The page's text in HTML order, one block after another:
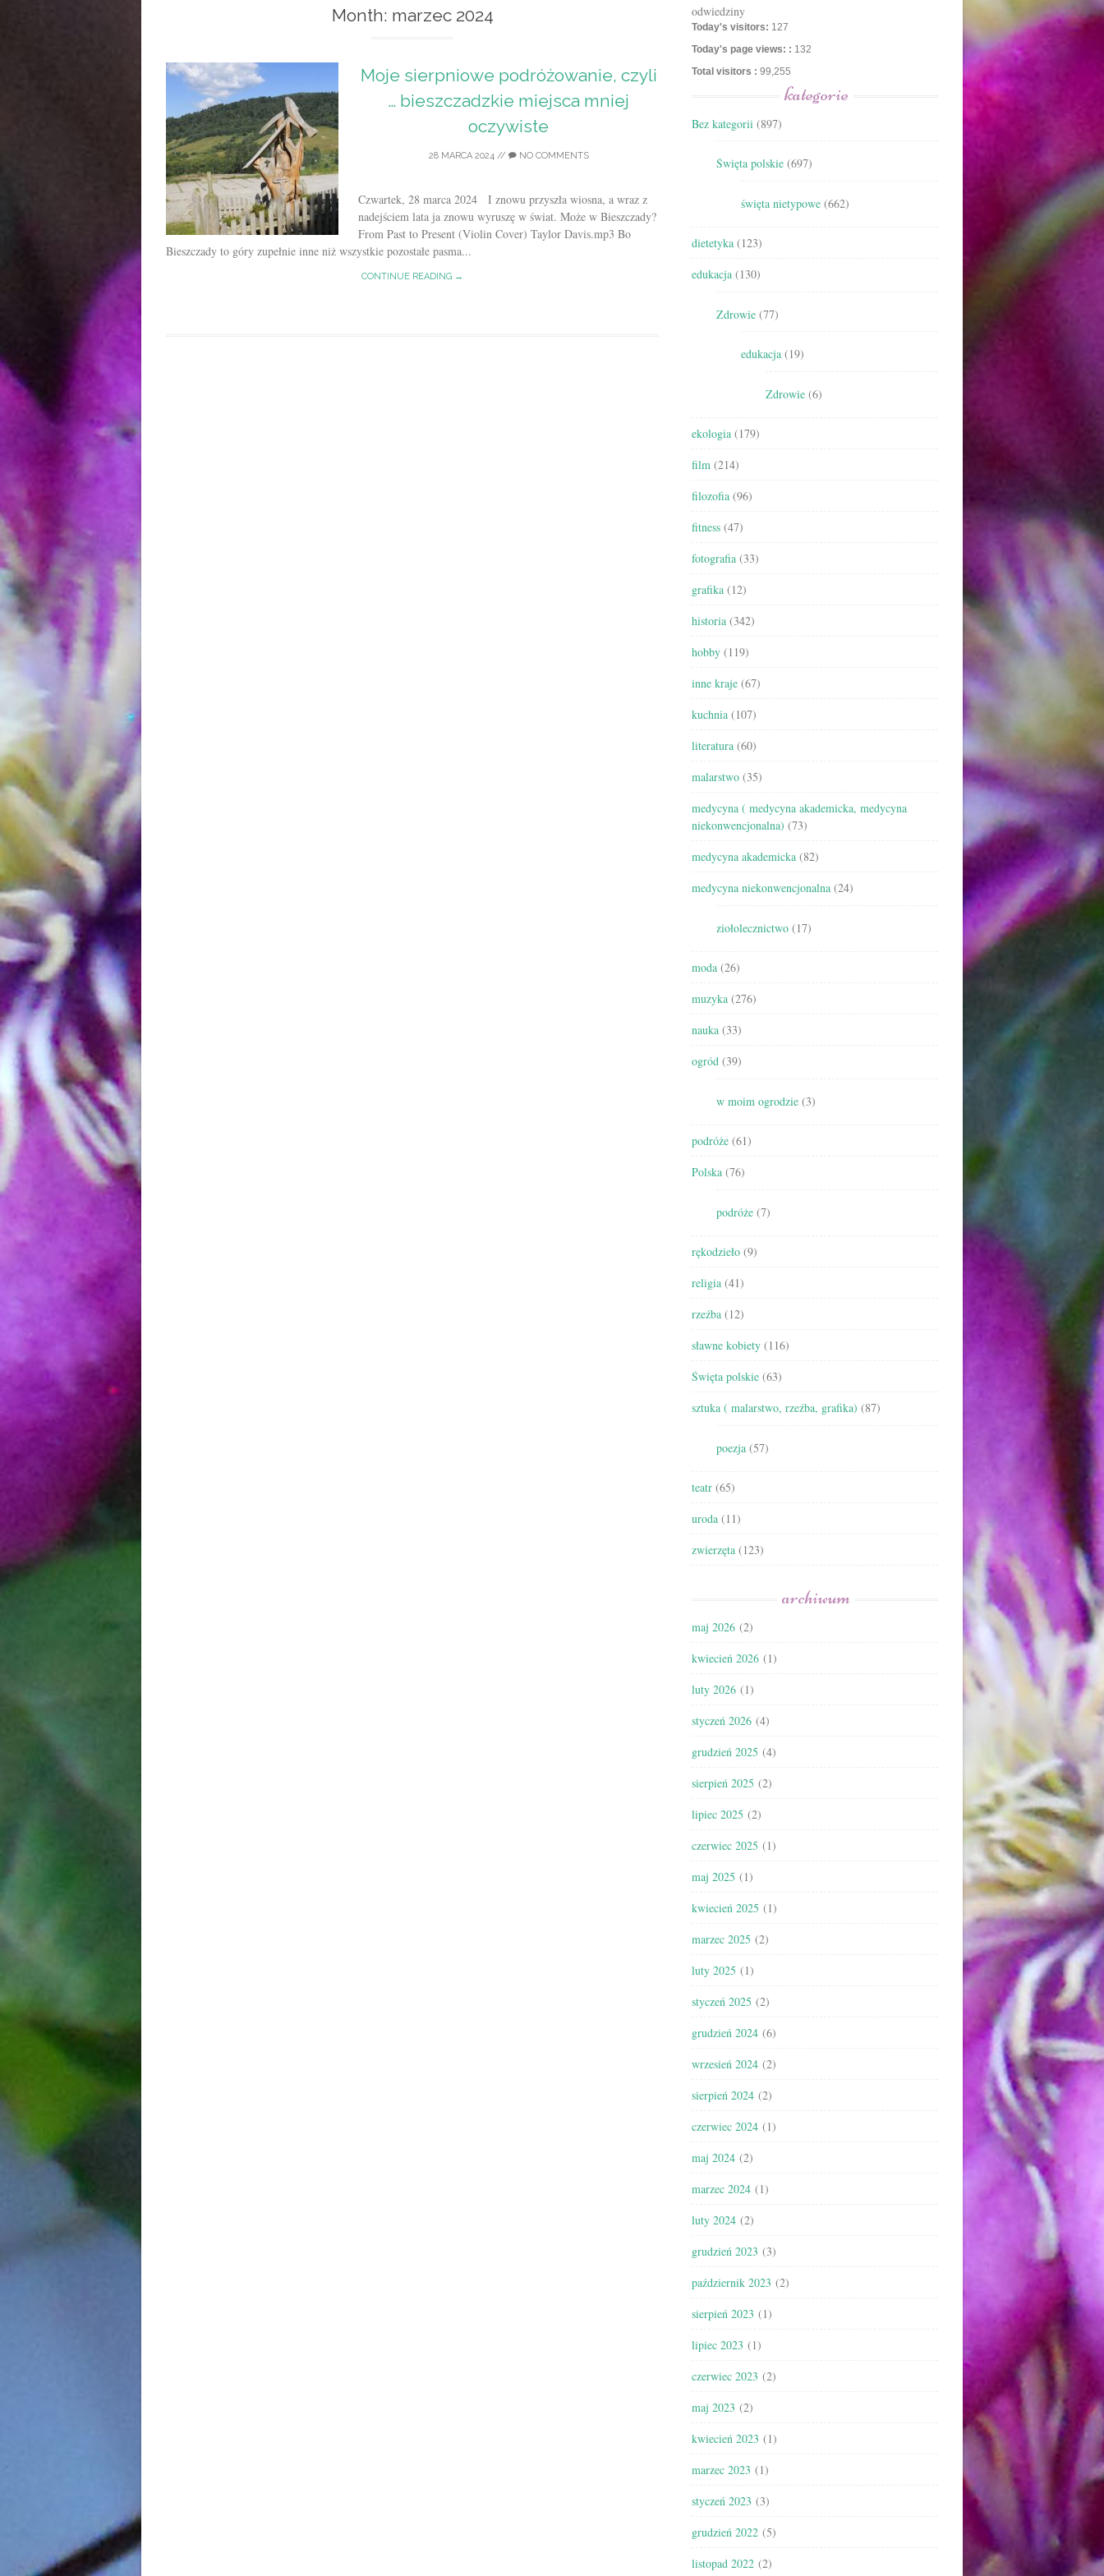
Month: marzec 2024
Moje sierpniowe podróżowanie, czyli
… bieszczadzkie miejsca mniej
oczywiste
28 MARCA 2024// NO COMMENTS
Czwartek, 28 marca 2024 I znowu przyszła wiosna, a wraz z
nadejściem lata ja znowu wyruszę w świat. Może w Bieszczady?
From Past to Present (Violin Cover) Taylor Davis.mp3 Bo
Bieszczady to góry zupełnie inne niż wszystkie pozostałe pasma...
CONTINUE READING →
odwiedziny
Today's visitors: 127
Today's page views: : 132
Total visitors : 99,255
kategorie
Bez kategorii (897)
Święta polskie (697)
święta nietypowe (662)
dietetyka (123)
edukacja (130)
Zdrowie (77)
edukacja (19)
Zdrowie (6)
ekologia (179)
film (214)
filozofia (96)
fitness (47)
fotografia (33)
grafika (12)
historia (342)
hobby (119)
inne kraje (67)
kuchnia (107)
literatura (60)
malarstwo (35)
medycyna ( medycyna akademicka, medycyna
niekonwencjonalna) (73)
medycyna akademicka (82)
medycyna niekonwencjonalna (24)
ziołolecznictwo (17)
moda (26)
muzyka (276)
nauka (33)
ogród (39)
w moim ogrodzie (3)
podróże (61)
Polska (76)
podróże (7)
rękodzieło (9)
religia (41)
rzeźba (12)
sławne kobiety (116)
Święta polskie (63)
sztuka ( malarstwo, rzeźba, grafika) (87)
poezja (57)
teatr (65)
uroda (11)
zwierzęta (123)
archiwum
maj 2026 (2)
kwiecień 2026 (1)
luty 2026 (1)
styczeń 2026 (4)
grudzień 2025 (4)
sierpień 2025 (2)
lipiec 2025 (2)
czerwiec 2025 (1)
maj 2025 (1)
kwiecień 2025 (1)
marzec 2025 (2)
luty 2025 (1)
styczeń 2025 (2)
grudzień 2024 (6)
wrzesień 2024 (2)
sierpień 2024 (2)
czerwiec 2024 (1)
maj 2024 (2)
marzec 2024 (1)
luty 2024 (2)
grudzień 2023 (3)
październik 2023 (2)
sierpień 2023 (1)
lipiec 2023 (1)
czerwiec 2023 (2)
maj 2023 (2)
kwiecień 2023 (1)
marzec 2023 (1)
styczeń 2023 (3)
grudzień 2022 (5)
listopad 2022 (2)